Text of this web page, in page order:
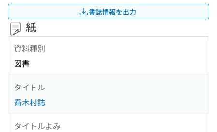
書誌情報を出力
紙
資料種別
図書
タイトル
喬木村誌
タイトルよみ